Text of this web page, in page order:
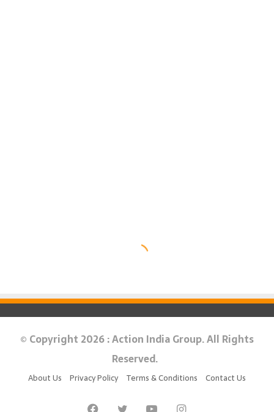
© Copyright 2026 : Action India Group. All Rights
Reserved.
About Us Privacy Policy Terms & Conditions Contact Us